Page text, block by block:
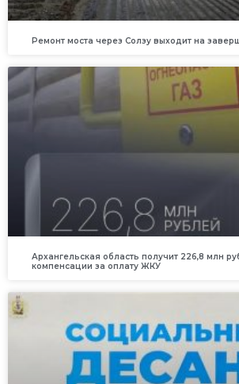
Ремонт моста через Солзу выходит на
Архангельская область получит 226,8 млн
компенсации за оплату ЖКУ